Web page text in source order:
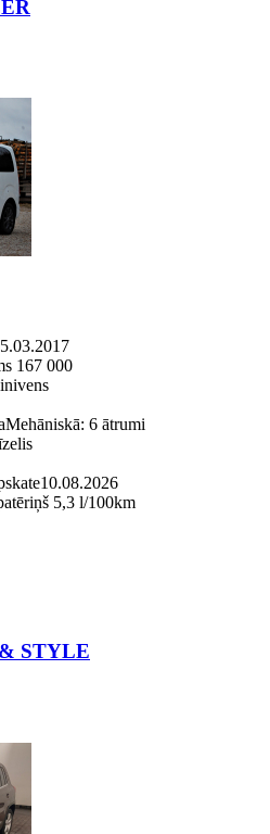
167 000
Mehāniskā: 6 ātrumi
10.08.2026
5,3 l/100km
STYLE